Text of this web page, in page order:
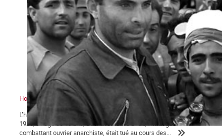
Hommage à Buenaventura Durruti
L’héritage de l’anarchisme ouvrier révolutionnaire Le 19 novembre
1936, à l’âge de 40 ans, Buenaventura Durruti, l’infatigable
combattant ouvrier anarchiste, était tué au cours des...